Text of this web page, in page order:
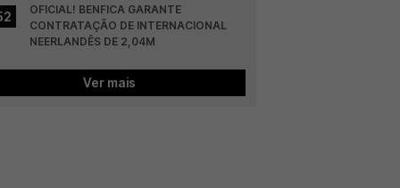
OFICIAL! BENFICA GARANTE
CONTRATAÇÃO DE INTERNACIONAL
NEERLANDÊS DE 2,04M
Ver mais